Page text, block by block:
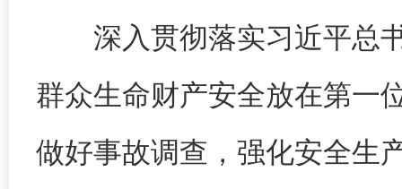
深入贯彻落实习近平总
群众生命财产安全放在第一
做好事故调查，强化安全生